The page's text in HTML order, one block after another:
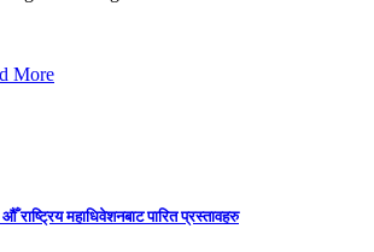
More
महाधिवेशनबाट पारित प्रस्तावहरु